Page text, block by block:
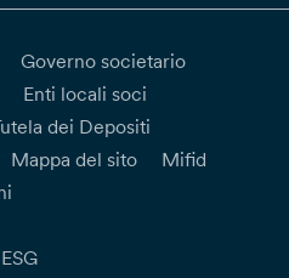
Governo societario
Enti locali soci
dei Depositi
Mappa del sito
Mifid